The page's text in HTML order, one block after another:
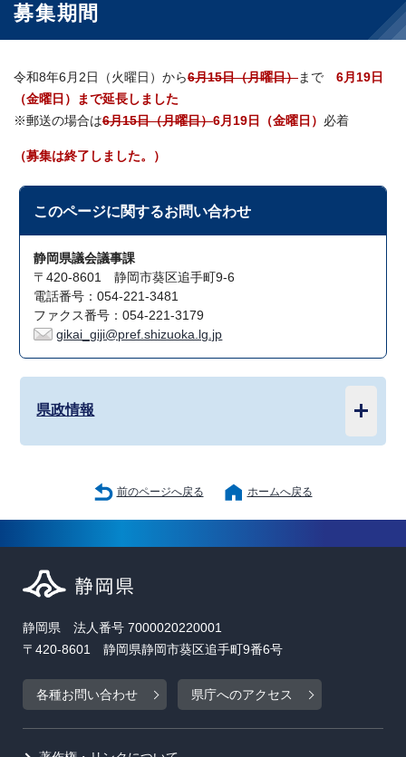
募集期間
令和8年6月2日（火曜日）から6月15日（月曜日） まで 6月19日
（金曜日）まで延長しました
※郵送の場合は6月15日（月曜日）6月19日（金曜日） 必着
（募集は終了しました。）
このページに関するお問い合わせ
静岡県議会議事課
〒420-8601 静岡市葵区追手町9-6
電話番号：054-221-3481
ファクス番号：054-221-3179
gikai_giji@pref.shizuoka.lg.jp
県政情報
前のページへ戻る ホームへ戻る
静岡県 法人番号 7000020220001
〒420-8601 静岡県静岡市葵区追手町9番6号
各種お問い合わせ 県庁へのアクセス